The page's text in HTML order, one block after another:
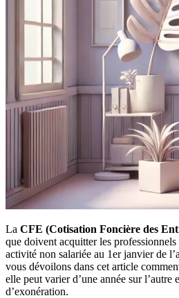
La CFE (Cotisation Foncière des
que doivent acquitter les
activité non salariée au 1er janvier de
vous dévoilons dans cet article
elle peut varier d’une année sur l’autre
d’exonération.